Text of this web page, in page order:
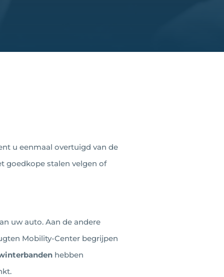
u eenmaal overtuigd van de
goedkope stalen velgen of
uw auto. Aan de andere
Mobility-Center begrijpen
hebben